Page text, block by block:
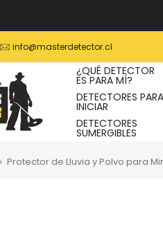
info@masterdetector.cl
¿QUÉ DETECTOR
ES PARA MÍ?
DETECTORES PARA
INICIAR
DETECTORES
SUMERGIBLES
Protector de Lluvia y Polvo para